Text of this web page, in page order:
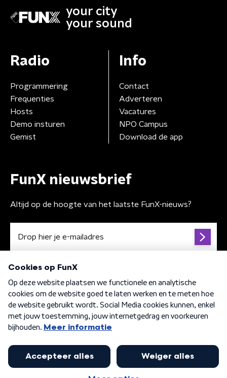
your city
your sound
Radio
Programmering
Frequenties
Hosts
Demo insturen
Gemist
Info
Contact
Adverteren
Vacatures
NPO Campus
Download de app
FunX nieuwsbrief
Altijd op de hoogte van het laatste FunX-nieuws?
Algemene voorwaarden Privacybeleid